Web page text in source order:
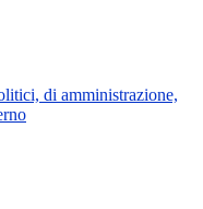
di amministrazione,